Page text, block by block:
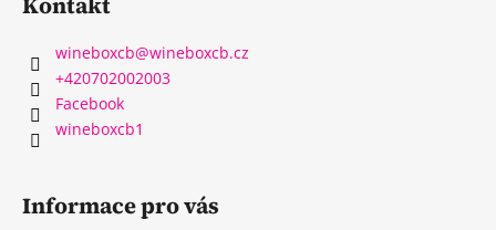
wineboxcb@wineboxcb.cz
+420702002003
Facebook
wineboxcb1
Informace pro vás